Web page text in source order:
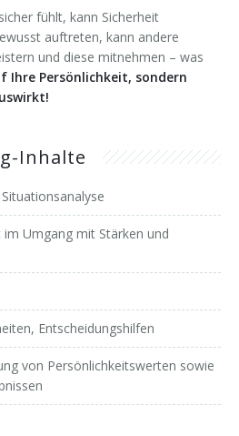
fühlt, kann Sicherheit
auftreten, kann andere
und diese mitnehmen – was
Ihre Persönlichkeit, sondern
Inhalte
im Umgang mit Stärken und
Entscheidungshilfen
von Persönlichkeitswerten sowie